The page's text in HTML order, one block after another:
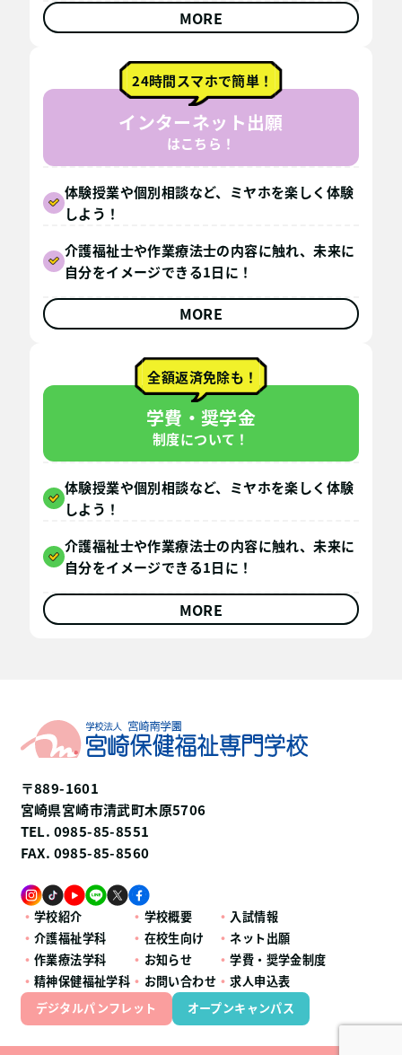
MORE
24時間スマホで簡単！
インターネット出願
はこちら！
体験授業や個別相談など、ミヤホを楽しく体験
しよう！
介護福祉士や作業療法士の内容に触れ、未来に
自分をイメージできる1日に！
MORE
全額返済免除も！
学費・奨学金
制度について！
体験授業や個別相談など、ミヤホを楽しく体験
しよう！
介護福祉士や作業療法士の内容に触れ、未来に
自分をイメージできる1日に！
MORE
〒889-1601
宮崎県宮崎市清武町木原5706
TEL. 0985-85-8551
FAX. 0985-85-8560
学校紹介
介護福祉学科
作業療法学科
精神保健福祉学科
学校概要
在校生向け
お知らせ
お問い合わせ
入試情報
ネット出願
学費・奨学金制度
求人申込表
デジタルパンフレット
オープンキャンパス